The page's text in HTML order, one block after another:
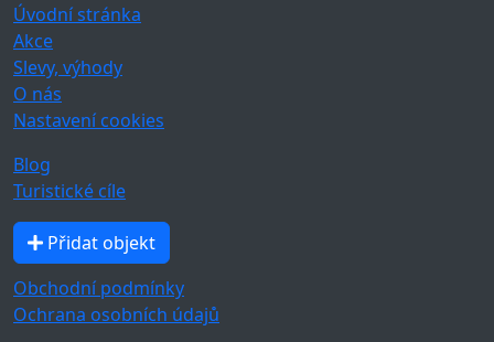
Úvodní stránka
Akce
Slevy, výhody
O nás
Nastavení cookies
Blog
Turistické cíle
Přidat objekt
Obchodní podmínky
Ochrana osobních údajů